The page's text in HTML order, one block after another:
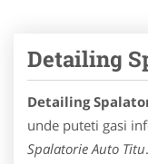
Detailing
Detailing
unde puteti gasi
Spalatorie Auto Titu